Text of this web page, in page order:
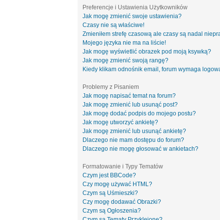
Preferencje i Ustawienia Użytkowników
Jak mogę zmienić swoje ustawienia?
Czasy nie są właściwe!
Zmieniłem strefę czasową ale czasy są nadal
Mojego języka nie ma na liście!
Jak mogę wyświetlić obrazek pod moją ksywką?
Jak mogę zmienić swoją rangę?
Kiedy klikam odnośnik email, forum wymaga
Problemy z Pisaniem
Jak mogę napisać temat na forum?
Jak mogę zmienić lub usunąć post?
Jak mogę dodać podpis do mojego postu?
Jak mogę utworzyć ankietę?
Jak mogę zmienić lub usunąć ankietę?
Dlaczego nie mam dostępu do forum?
Dlaczego nie mogę głosować w ankietach?
Formatowanie i Typy Tematów
Czym jest BBCode?
Czy mogę używać HTML?
Czym są Uśmieszki?
Czy mogę dodawać Obrazki?
Czym są Ogłoszenia?